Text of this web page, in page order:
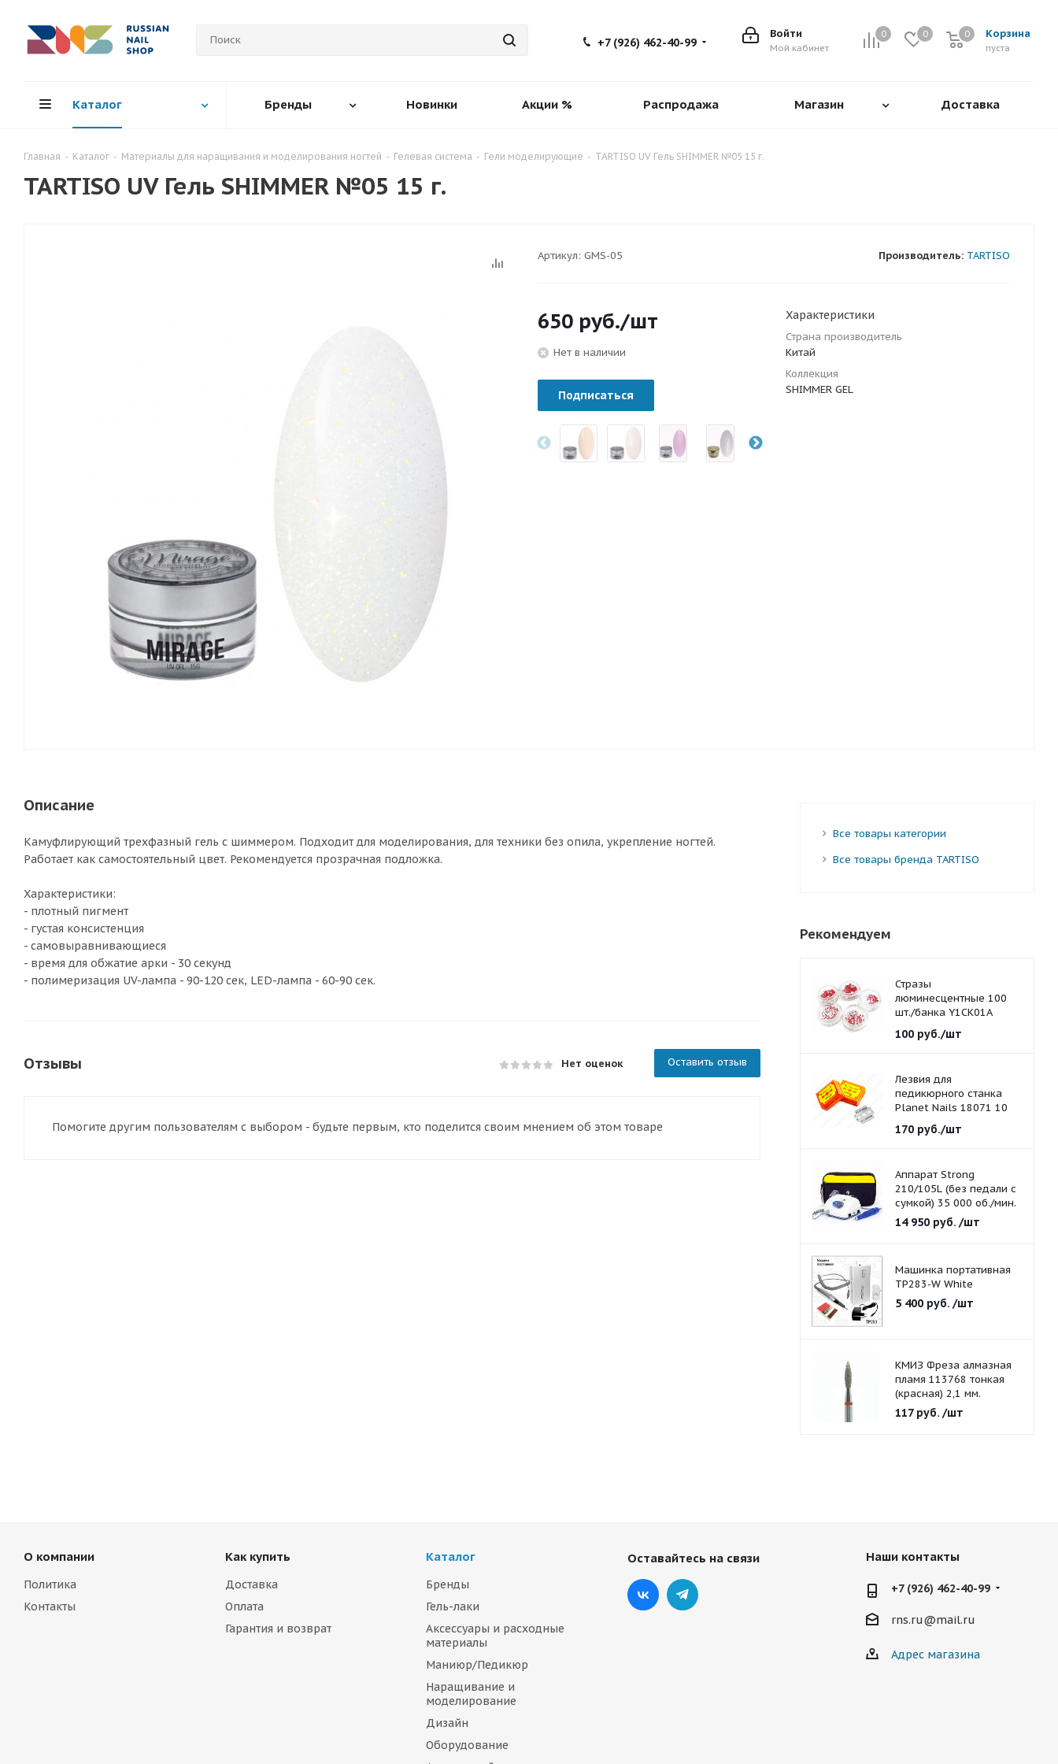
0 0 Корзина
0
пуста
0
Войти
Мой кабинет
+7 (926) 462-40-99
Каталог Бренды Новинки Акции % Распродажа Магазин Доставка
Главная - Каталог - Материалы для наращивания и моделирования ногтей - Гелевая система - Гели моделирующие - TARTISO UV Гель SHIMMER №05 15 г.
TARTISO UV Гель SHIMMER №05 15 г.
Артикул: GMS-05 Производитель: TARTISO
650 руб./шт
Нет в наличии
Подписаться
Характеристики
Страна производитель
Китай
Коллекция
SHIMMER GEL
Описание
Камуфлирующий трехфазный гель с шиммером. Подходит для моделирования, для техники без опила, укрепление ногтей.
Работает как самостоятельный цвет. Рекомендуется прозрачная подложка.
Характеристики:
- плотный пигмент
- густая консистенция
- самовыравнивающиеся
- время для обжатие арки - 30 секунд
- полимеризация UV-лампа - 90-120 сек, LED-лампа - 60-90 сек.
Отзывы Нет оценок Оставить отзыв
Помогите другим пользователям с выбором - будьте первым, кто поделится своим мнением об этом товаре
Все товары категории
Все товары бренда TARTISO
Рекомендуем
Стразы
люминесцентные 100
шт./банка Y1CK01A
красные 1,5 мм.
100руб./шт
Лезвия для
педикюрного станка
Planet Nails 18071 10
170руб./шт
Аппарат Strong
210/105L (без педали с
сумкой) 35 000 об./мин.
14 950руб. /шт
Машинка портативная
TP283-W White
5 400руб. /шт
КМИЗ Фреза алмазная
пламя 113768 тонкая
(красная) 2,1 мм.
117руб. /шт
О компании
Политика
Контакты
Как купить
Доставка
Оплата
Гарантия и возврат
Каталог
Бренды
Гель-лаки
Аксессуары и расходные
материалы
Маниюр/Педикюр
Наращивание и
моделирование
Дизайн
Оборудование
Оставайтесь на связи Наши контакты
+7 (926) 462-40-99
rns.ru@mail.ru
Адрес магазина